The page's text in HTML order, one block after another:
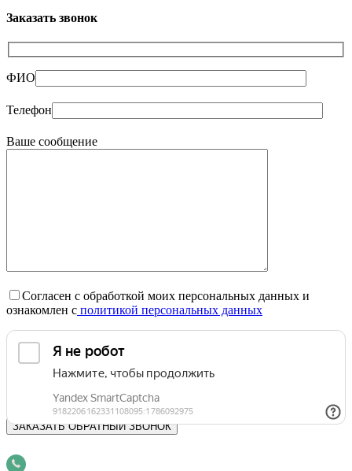
Заказать звонок
ФИО
Телефон
Ваше сообщение
Согласен с обработкой моих персональных данных и
ознакомлен с политикой персональных данных